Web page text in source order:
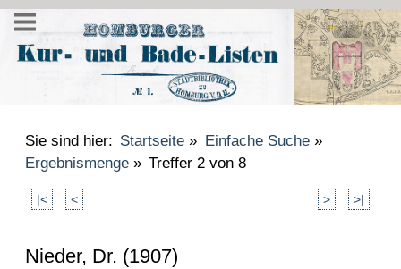
Sie sind hier: Startseite » Einfache Suche»
Ergebnismenge » Treffer 2 von 8
|< < > >|
Nieder, Dr. (1907)